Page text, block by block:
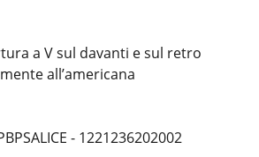
a V sul davanti e sul retro
all’americana
- 1221236202002